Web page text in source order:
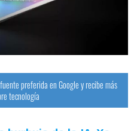
preferida en Google y recibe más
tecnología